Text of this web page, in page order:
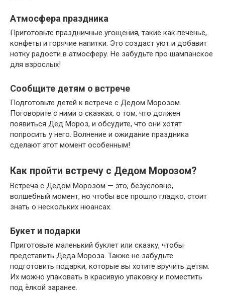
Атмосфера праздника
Приготовьте праздничные угощения, такие как печенье,
конфеты и горячие напитки. Это создаст уют и добавит
нотку радости в атмосферу. Не забудьте про шампанское
для взрослых!
Сообщите детям о встрече
Подготовьте детей к встрече с Дедом Морозом.
Поговорите с ними о сказках, о том, что должен
появиться Дед Мороз, и обсудите, что они хотят
попросить у него. Волнение и ожидание праздника
сделают этот момент особенным!
Как пройти встречу с Дедом Морозом?
Встреча с Дедом Морозом — это, безусловно,
волшебный момент, но чтобы все прошло гладко, стоит
знать о нескольких нюансах.
Букет и подарки
Приготовьте маленький буклет или сказку, чтобы
представить Деда Мороза. Также не забудьте
подготовить подарки, которые вы хотите вручить детям.
Их можно упаковать в красивую упаковку и поместить
под ёлкой заранее.